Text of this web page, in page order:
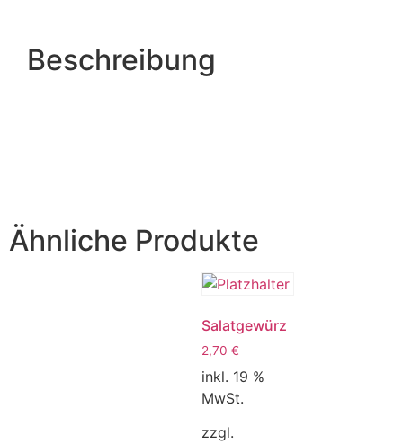
Beschreibung
Ähnliche Produkte
Salatgewürz
2,70 €
inkl. 19 %
MwSt.
zzgl.